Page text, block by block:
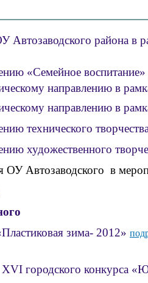
Автозаводского района в
«Семейное воспитание»
направлению в
направлению в
технического
художественного
ОУ Автозаводского в
зима- 2012»
конкурса